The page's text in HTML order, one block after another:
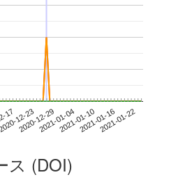
1712-23
2020-12-292021-01-042021-01-102021-01-162021-01-22
ス (DOI)